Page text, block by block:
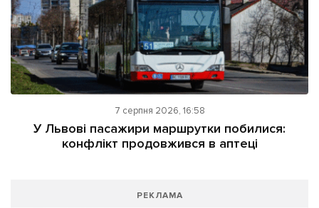
7 серпня 2026, 16:58
У Львові пасажири маршрутки побилися:
конфлікт продовжився в аптеці
РЕКЛАМА